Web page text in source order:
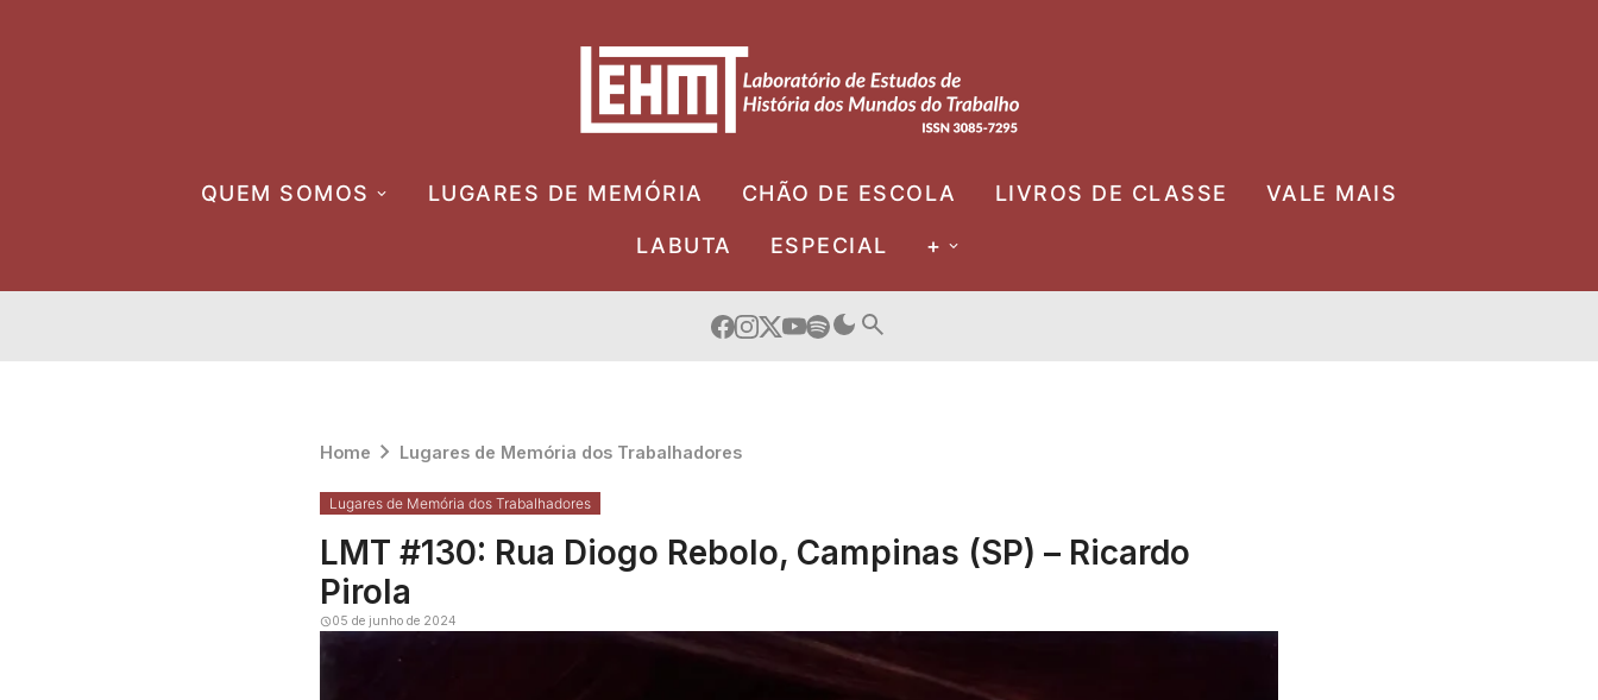
QUEM SOMOS LUGARES DE MEMÓRIA CHÃO DE ESCOLA LIVROS DE CLASSE VALE MAIS
LABUTA ESPECIAL +
Home Lugares de Memória dos Trabalhadores
Lugares de Memória dos Trabalhadores
LMT #130: Rua Diogo Rebolo, Campinas (SP) – Ricardo
Pirola
05 de junho de 2024